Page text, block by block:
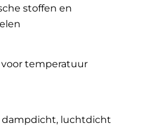
stoffen en
temperatuur
dampdicht, luchtdicht